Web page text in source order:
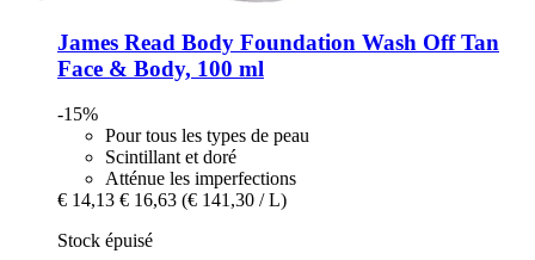
James Read Body Foundation Wash Off Tan
Face & Body, 100 ml
-15%
Pour tous les types de peau
Scintillant et doré
Atténue les imperfections
€ 14,13 € 16,63 (€ 141,30 / L)
Stock épuisé